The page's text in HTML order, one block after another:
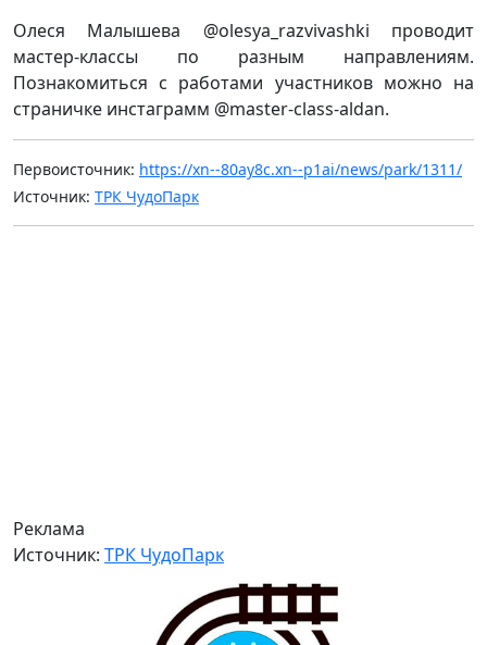
Олеся Малышева @olesya_razvivashki проводит
мастер-классы по разным направлениям.
Познакомиться с работами участников можно на
страничке инстаграмм @master-class-aldan.
Первоисточник: https://xn--80ay8c.xn--p1ai/news/park/1311/
Источник: ТРК ЧудоПарк
Реклама
Источник: ТРК ЧудоПарк